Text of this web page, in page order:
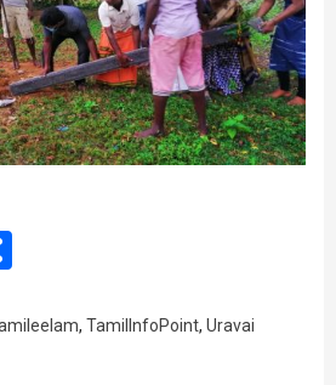
, TamilInfoPoint, Uravai